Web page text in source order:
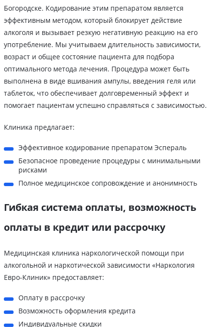
Богородске. Кодирование этим препаратом является
эффективным методом, который блокирует действие
алкоголя и вызывает резкую негативную реакцию на его
употребление. Мы учитываем длительность зависимости,
возраст и общее состояние пациента для подбора
оптимального метода лечения. Процедура может быть
выполнена в виде вшивания ампулы, введения геля или
таблеток, что обеспечивает долговременный эффект и
помогает пациентам успешно справляться с зависимостью.
Клиника предлагает:
Эффективное кодирование препаратом Эспераль
Безопасное проведение процедуры с минимальными
рисками
Полное медицинское сопровождение и анонимность
Гибкая система оплаты, возможность
оплаты в кредит или рассрочку
Медицинская клиника наркологической помощи при
алкогольной и наркотической зависимости «Наркология
Евро-Клиник» предоставляет:
Оплату в рассрочку
Возможность оформления кредита
Индивидуальные скидки